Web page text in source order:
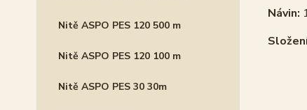
Nitě ASPO PES 120 500 m
Nitě ASPO PES 120 100 m
Nitě ASPO PES 30 30m
Návin: